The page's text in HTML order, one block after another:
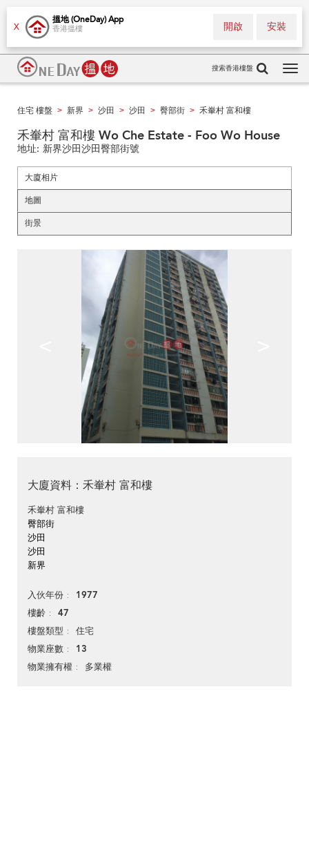
X
搵地 (OneDay) App
香港搵樓 安裝
開啟
搜索香港樓盤
住宅 樓盤 > 新界 > 沙田 > 沙田 > 臀部街 > 禾輋村 富和樓
禾輋村 富和樓 Wo Che Estate - Foo Wo House
地址: 新界沙田沙田臀部街號
大廈相片
地圖
街景
大廈資料：禾輋村 富和樓
禾輋村 富和樓
臀部街
沙田
沙田
新界
入伙年份 1977
樓齡 47
樓盤類型 住宅
物業座數 13
物業擁有權 多業權